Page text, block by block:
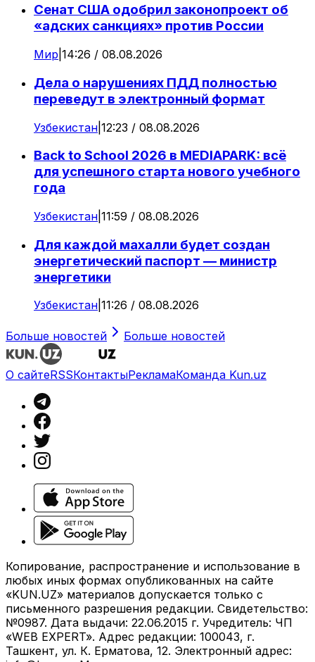
Сенат США одобрил законопроект об
«адских санкциях» против России
Мир 14:26 / 08.08.2026
Дела о нарушениях ПДД полностью
переведут в электронный формат
Узбекистан 12:23 / 08.08.2026
Back to School 2026 в MEDIAPARK: всё
для успешного старта нового учебного
года
Узбекистан 11:59 / 08.08.2026
Для каждой махалли будет создан
энергетический паспорт — министр
энергетики
Узбекистан 11:26 / 08.08.2026
Больше новостей Больше новостей
О сайтеRSSКонтактыРекламаКоманда Kun.uz
Копирование, распространение и использование в
любых иных формах опубликованных на сайте
«KUN.UZ» материалов допускается только с
письменного разрешения редакции. Свидетельство:
№0987. Дата выдачи: 22.06.2015 г. Учредитель: ЧП
«WEB EXPERT». Адрес редакции: 100043, г.
Ташкент, ул. К. Ерматова, 12. Электронный адрес: